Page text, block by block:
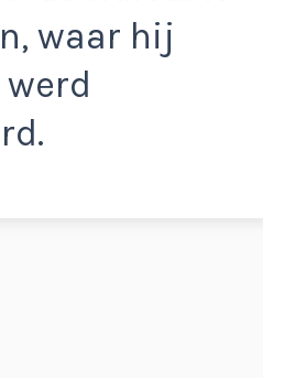
waar hij